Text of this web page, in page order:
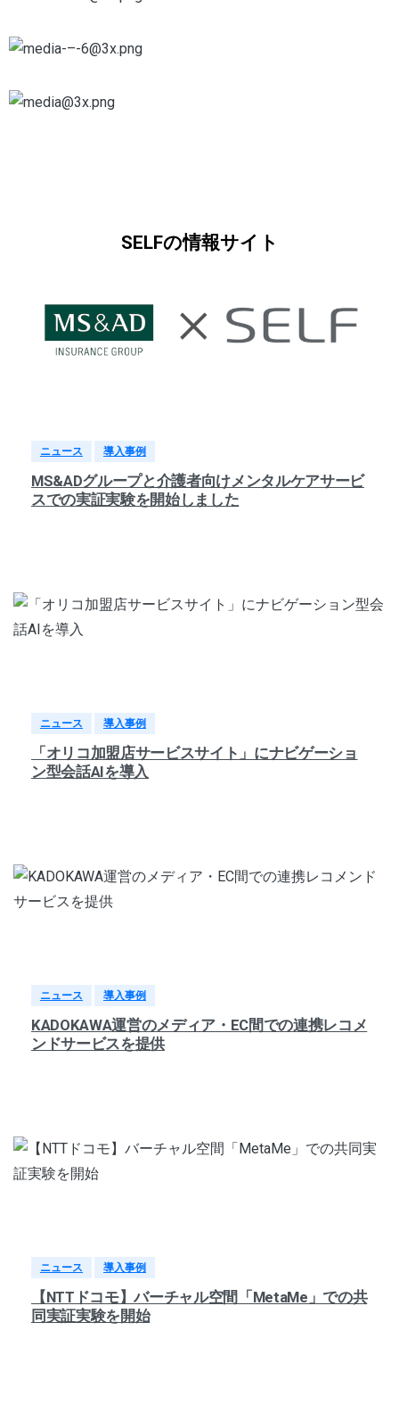
SELFの情報サイト
ニュース 導入事例
MS&ADグループと介護者向けメンタルケアサービ
スでの実証実験を開始しました
ニュース 導入事例
「オリコ加盟店サービスサイト」にナビゲーショ
ン型会話AIを導入
ニュース 導入事例
KADOKAWA運営のメディア・EC間での連携レコメ
ンドサービスを提供
ニュース 導入事例
【NTTドコモ】バーチャル空間「MetaMe」での共
同実証実験を開始